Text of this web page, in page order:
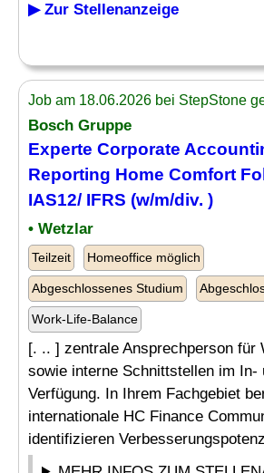
▶ Zur Stellenanzeige
Job am 18.06.2026 bei StepStone
Bosch Gruppe
Experte Corporate
Reporting Home Comfort
IAS12/ IFRS (w/m/div. )
• Wetzlar
Teilzeit Homeoffice möglich
Abgeschlossenes Studium
Work-Life-Balance
[. .. ] zentrale Ansprechperson für
sowie interne Schnittstellen im In-
Verfügung. In Ihrem Fachgebiet
internationale HC Finance
identifizieren